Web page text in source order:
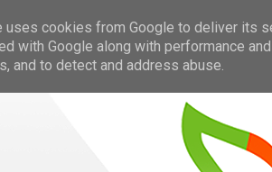
uses cookies from Google to deliver its
with Google along with performance
and to detect and address abuse.